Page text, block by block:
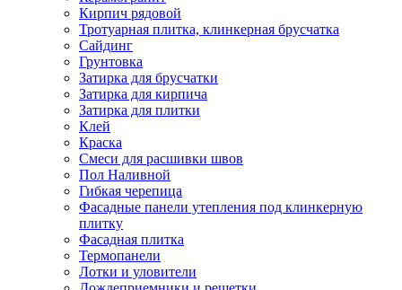
Кирпич рядовой
Тротуарная плитка, клинкерная брусчатка
Сайдинг
Грунтовка
Затирка для брусчатки
Затирка для кирпича
Затирка для плитки
Клей
Краска
Смеси для расшивки швов
Пол Наливной
Гибкая черепица
Фасадные панели утепления под клинкерную
плитку
Фасадная плитка
Термопанели
Лотки и уловители